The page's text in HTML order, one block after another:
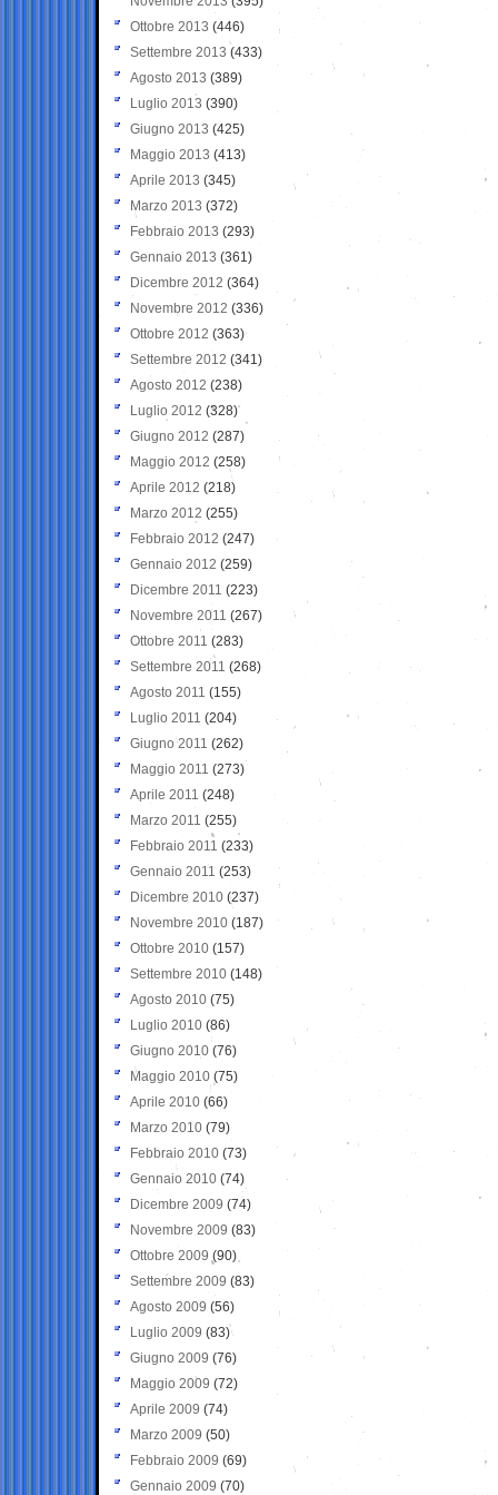
Ottobre 2013 (446)
Settembre 2013 (433)
Agosto 2013 (389)
Luglio 2013 (390)
Giugno 2013 (425)
Maggio 2013 (413)
Aprile 2013 (345)
Marzo 2013 (372)
Febbraio 2013 (293)
Gennaio 2013 (361)
Dicembre 2012 (364)
Novembre 2012 (336)
Ottobre 2012 (363)
Settembre 2012 (341)
Agosto 2012 (238)
Luglio 2012 (328)
Giugno 2012 (287)
Maggio 2012 (258)
Aprile 2012 (218)
Marzo 2012 (255)
Febbraio 2012 (247)
Gennaio 2012 (259)
Dicembre 2011 (223)
Novembre 2011 (267)
Ottobre 2011 (283)
Settembre 2011 (268)
Agosto 2011 (155)
Luglio 2011 (204)
Giugno 2011 (262)
Maggio 2011 (273)
Aprile 2011 (248)
Marzo 2011 (255)
Febbraio 2011 (233)
Gennaio 2011 (253)
Dicembre 2010 (237)
Novembre 2010 (187)
Ottobre 2010 (157)
Settembre 2010 (148)
Agosto 2010 (75)
Luglio 2010 (86)
Giugno 2010 (76)
Maggio 2010 (75)
Aprile 2010 (66)
Marzo 2010 (79)
Febbraio 2010 (73)
Gennaio 2010 (74)
Dicembre 2009 (74)
Novembre 2009 (83)
Ottobre 2009 (90)
Settembre 2009 (83)
Agosto 2009 (56)
Luglio 2009 (83)
Giugno 2009 (76)
Maggio 2009 (72)
Aprile 2009 (74)
Marzo 2009 (50)
Febbraio 2009 (69)
Gennaio 2009 (70)